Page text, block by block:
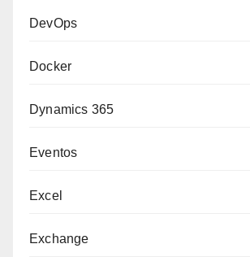
DevOps
Docker
Dynamics 365
Eventos
Excel
Exchange